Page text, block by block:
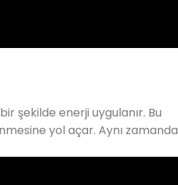
şekilde enerji uygulanır. Bu
yol açar. Aynı zamanda